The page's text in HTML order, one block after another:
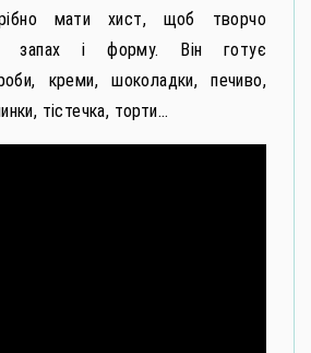
мати хист, щоб творчо
запах і форму. Він готує
креми, шоколадки, печиво,
тістечка, торти…